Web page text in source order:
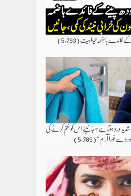
فائدے ہاضمہ تیزابیت(5,793)
درد ہوتا ہے؟ جانیئے اس کو ختم کرنے کی
سے فوراً آرام“(5,785)